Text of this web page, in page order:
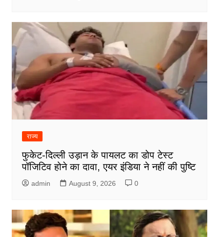
राज्य
फुकेट-दिल्ली उड़ान के पायलट का डोप टेस्ट
पॉजिटिव होने का दावा, एयर इंडिया ने नहीं की पुष्टि
admin August 9, 2026 0